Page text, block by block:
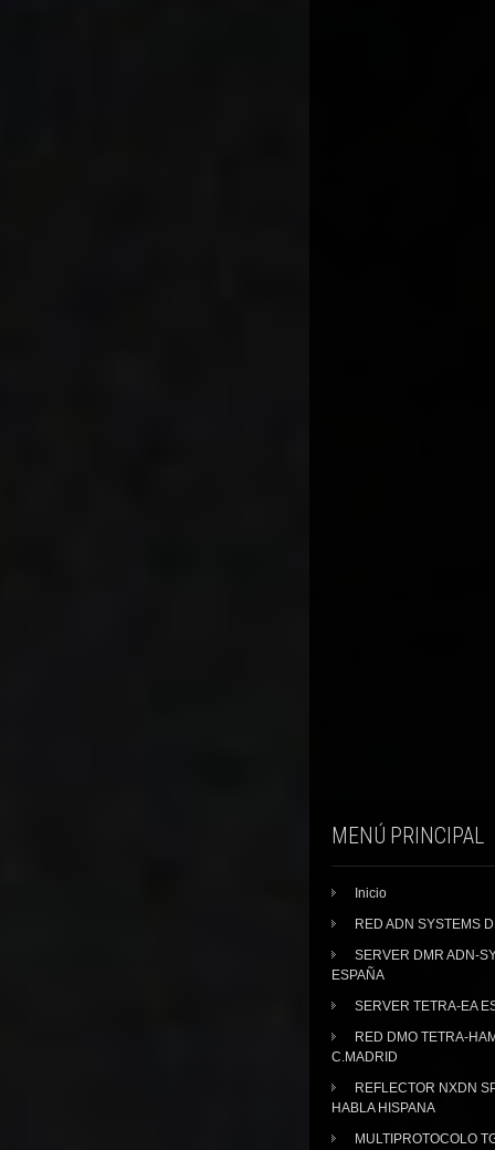
MENÚ PRINCIPAL
Inicio
RED ADN SYSTEMS
SERVER DMR ADN-
ESPAÑA
SERVER TETRA-EA
RED DMO TETRA-
C.MADRID
REFLECTOR NXDN
HABLA HISPANA
MULTIPROTOCOLO